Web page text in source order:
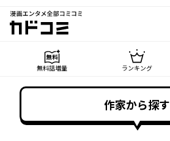
漫画エンタメ全部コミコミ
カドコミ
無料話増量 ランキング
作家から探す